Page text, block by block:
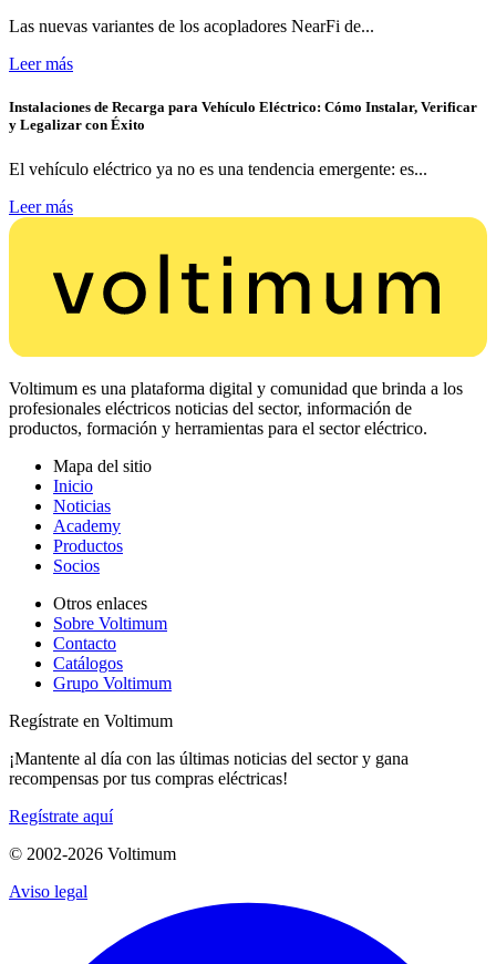
Las nuevas variantes de los acopladores NearFi de...
Leer más
Instalaciones de Recarga para Vehículo Eléctrico: Cómo Instalar, Verificar
y Legalizar con Éxito
El vehículo eléctrico ya no es una tendencia emergente: es...
Leer más
Voltimum es una plataforma digital y comunidad que brinda a los
profesionales eléctricos noticias del sector, información de
productos, formación y herramientas para el sector eléctrico.
Mapa del sitio
Inicio
Noticias
Academy
Productos
Socios
Otros enlaces
Sobre Voltimum
Contacto
Catálogos
Grupo Voltimum
Regístrate en Voltimum
¡Mantente al día con las últimas noticias del sector y gana
recompensas por tus compras eléctricas!
Regístrate aquí
© 2002-2026 Voltimum
Aviso legal